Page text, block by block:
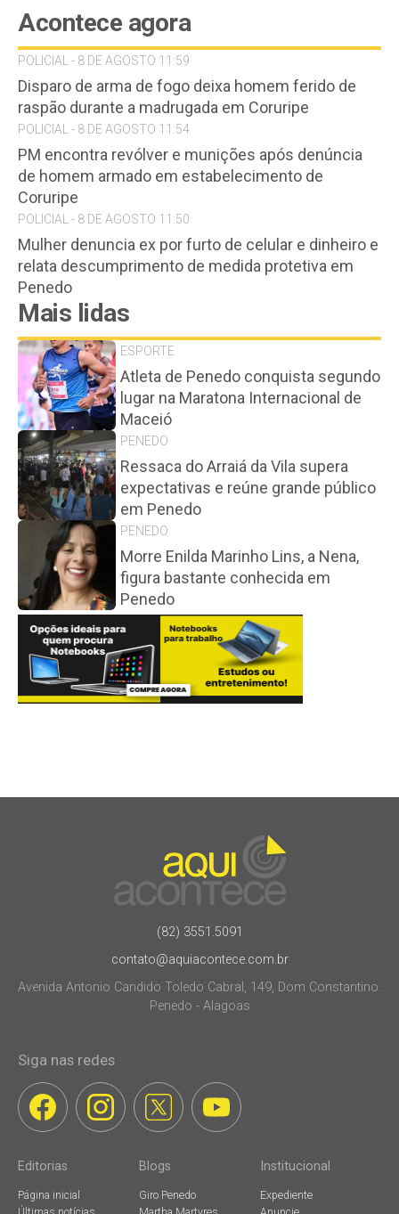
Acontece agora
POLICIAL - 8 DE AGOSTO 11:59
Disparo de arma de fogo deixa homem ferido de
raspão durante a madrugada em Coruripe
POLICIAL - 8 DE AGOSTO 11:54
PM encontra revólver e munições após denúncia
de homem armado em estabelecimento de
Coruripe
POLICIAL - 8 DE AGOSTO 11:50
Mulher denuncia ex por furto de celular e dinheiro e
relata descumprimento de medida protetiva em
Penedo
Mais lidas
ESPORTE
Atleta de Penedo conquista segundo
lugar na Maratona Internacional de
Maceió
PENEDO
Ressaca do Arraiá da Vila supera
expectativas e reúne grande público
em Penedo
PENEDO
Morre Enilda Marinho Lins, a Nena,
figura bastante conhecida em
Penedo
(82) 3551.5091
contato@aquiacontece.com.br
Avenida Antonio Candido Toledo Cabral, 149, Dom Constantino.
Penedo - Alagoas
Siga nas redes
Editorias
Página inicial
Blogs
Giro Penedo
Institucional
Expediente